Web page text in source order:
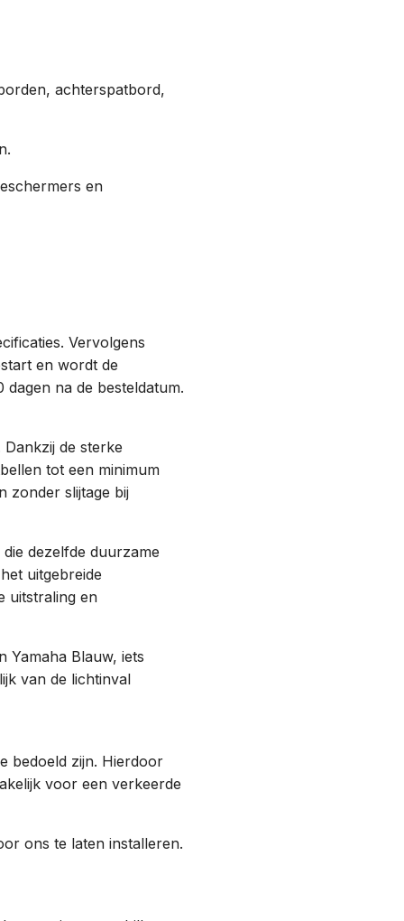
achterspatbord,
en
Vervolgens
en wordt de
na de besteldatum.
de sterke
tot een minimum
zonder slijtage bij
dezelfde duurzame
uitgebreide
uitstraling en
Yamaha Blauw, iets
van de lichtinval
bedoeld zijn. Hierdoor
voor een verkeerde
ons te laten installeren.